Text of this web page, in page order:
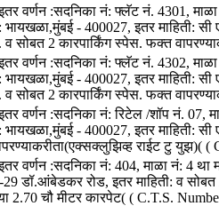
वर्णन :सदनिका नं: फ्लॅट नं. 4301,
- 400027, इतर माहिती: सी
व सोबत 2 कारपार्किंग स्पेस. फक्त
वर्णन :सदनिका नं: फ्लॅट नं. 4302,
- 400027, इतर माहिती: सी
व सोबत 2 कारपार्किंग स्पेस. फक्त
वर्णन :सदनिका नं: रिटेल /शॉप नं.
- 400027, इतर माहिती: सी
राईट टु युझ)(
वर्णन :सदनिका नं: 404, माळा नं: 4
29 डॉ.आंबेडकर रोड, इतर माहिती: व
2.70 चौ मीटर कारपेट( ( C.T.S.